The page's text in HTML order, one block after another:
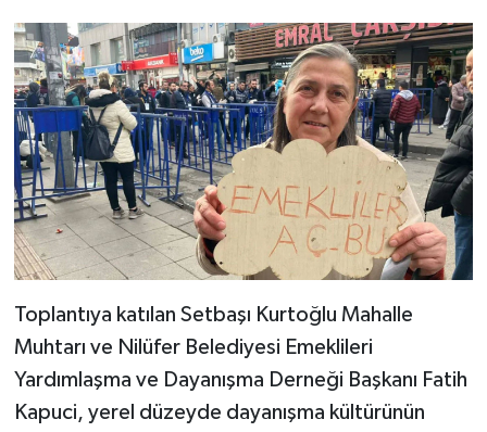
Toplantıya katılan Setbaşı Kurtoğlu Mahalle
Muhtarı ve Nilüfer Belediyesi Emeklileri
Yardımlaşma ve Dayanışma Derneği Başkanı Fatih
Kapuci, yerel düzeyde dayanışma kültürünün